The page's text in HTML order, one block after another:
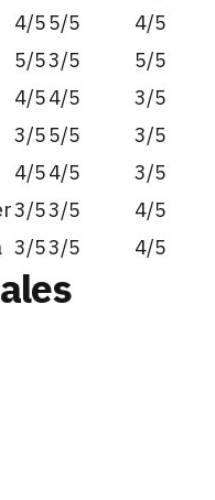
4/55/5
4/5
5/53/5
5/5
4/54/5
3/5
3/55/5
3/5
4/54/5
3/5
3/53/5
4/5
3/53/5 4/5